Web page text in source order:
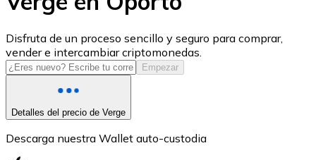
USD Coin
USDC
Disfruta de un proceso sencillo y seguro para comprar,
vender e intercambiar criptomonedas.
Empezar
Detalles del precio de Verge
Descarga nuestra Wallet auto-custodia